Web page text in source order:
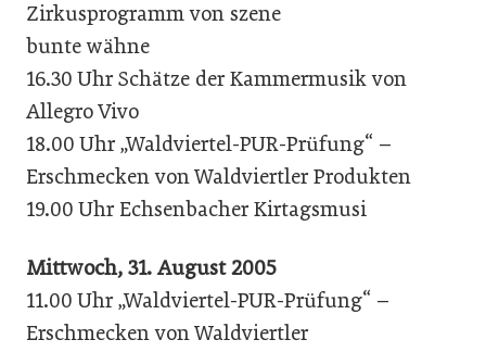
Zirkusprogramm von szene
bunte wähne
16.30 Uhr Schätze der Kammermusik von
Allegro Vivo
18.00 Uhr „Waldviertel-PUR-Prüfung“ –
Erschmecken von Waldviertler Produkten
19.00 Uhr Echsenbacher Kirtagsmusi
Mittwoch, 31. August 2005
11.00 Uhr „Waldviertel-PUR-Prüfung“ –
Erschmecken von Waldviertler